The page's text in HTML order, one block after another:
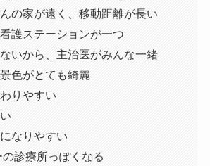
の家が遠く、移動距離が長い
護ステーションが一つ
いから、主治医がみんな一緒
色がとても綺麗
りやすい
なりやすい
の診療所っぽくなる